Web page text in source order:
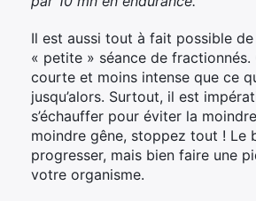
Il est aussi tout à fait possible
« petite » séance de
courte et moins intense que ce
jusqu’alors. Surtout, il est
s’échauffer pour éviter la
moindre gêne, stoppez tout ! Le
progresser, mais bien faire une
votre organisme.